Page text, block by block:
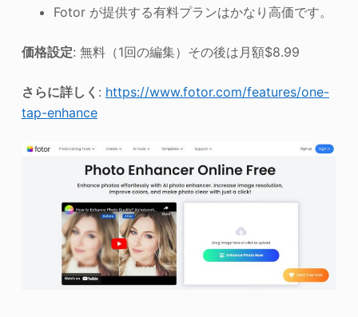
Fotor が提供する有料プランはかなり高価です。
価格設定: 無料（1回の編集）その後は月額$8.99
さらに詳しく : https://www.fotor.com/features/one-
tap-enhance